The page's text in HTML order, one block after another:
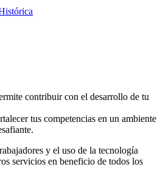
contribuir con el desarrollo de tu
tus competencias en un ambiente
y el uso de la tecnología
servicios en beneficio de todos los